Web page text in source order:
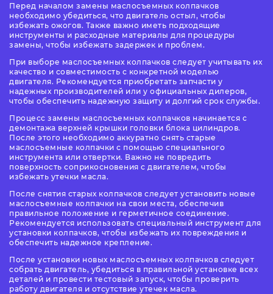
Перед началом замены маслосъемных колпачков
необходимо убедиться, что двигатель остыл, чтобы
избежать ожогов. Также важно иметь подходящие
инструменты и расходные материалы для процедуры
замены, чтобы избежать задержек и проблем.
При выборе маслосъемных колпачков следует учитывать их
качество и совместимость с конкретной моделью
двигателя. Рекомендуется приобретать запчасти у
надежных производителей или у официальных дилеров,
чтобы обеспечить надежную защиту и долгий срок службы.
Процесс замены маслосъемных колпачков начинается с
демонтажа верхней крышки головки блока цилиндров.
После этого необходимо аккуратно снять старые
маслосъемные колпачки с помощью специального
инструмента или отвертки. Важно не повредить
поверхность соприкосновения с двигателем, чтобы
избежать утечки масла.
После снятия старых колпачков следует установить новые
маслосъемные колпачки на свои места, обеспечив
правильное положение и герметичное соединение.
Рекомендуется использовать специальный инструмент для
установки колпачков, чтобы избежать их повреждения и
обеспечить надежное крепление.
После установки новых маслосъемных колпачков следует
собрать двигатель, убедиться в правильной установке всех
деталей и провести тестовый запуск, чтобы проверить
работу двигателя и отсутствие утечек масла.